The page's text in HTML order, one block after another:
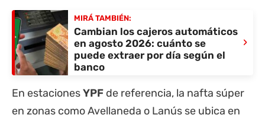
MIRÁ TAMBIÉN:
Cambian los cajeros automáticos
en agosto 2026: cuánto se
puede extraer por día según el
banco
›
En estacionesYPF de referencia, la nafta súper
en zonas como Avellaneda o Lanús se ubica en